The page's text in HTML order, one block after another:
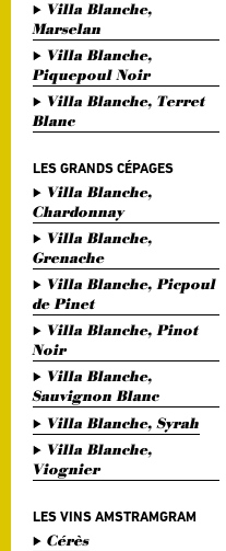
Villa Blanche,
Marselan
Villa Blanche,
Piquepoul Noir
Villa Blanche, Terret
Blanc
LES GRANDS CÉPAGES
Villa Blanche,
Chardonnay
Villa Blanche,
Grenache
Villa Blanche, Picpoul
de Pinet
Villa Blanche, Pinot
Noir
Villa Blanche,
Sauvignon Blanc
Villa Blanche, Syrah
Villa Blanche,
Viognier
LES VINS AMSTRAMGRAM
Cérès